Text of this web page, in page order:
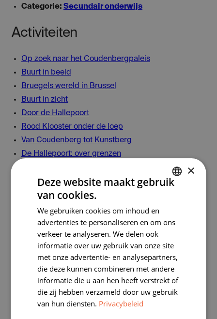
Categorie: Secundair onderwijs
Activiteiten
Op zoek naar het Coudenbergpaleis
Buurt in beeld
Bruegels wereld in Brussel
Buurt in zicht
Door de Hallepoort
Rood Klooster onder de loep
Van Coudenberg tot Kunstberg
De Hallepoort: over grenzen
Erfgoed in beroep: handen uit de mouwen!
Rood Klooster in de middeleeuwen
Erfgoed ontrafeld
Sporen van het kolonialisme
Lesmaterialen
Knippen en plakken
Ukkel
×
Deze website maakt gebruik
van cookies.
We gebruiken cookies om inhoud en
advertenties te personaliseren en om ons
verkeer te analyseren. We delen ook
informatie over uw gebruik van onze site
met onze advertentie- en analysepartners,
die deze kunnen combineren met andere
informatie die u aan hen heeft verstrekt of
die zij hebben verzameld door uw gebruik
van hun diensten. Privacybeleid